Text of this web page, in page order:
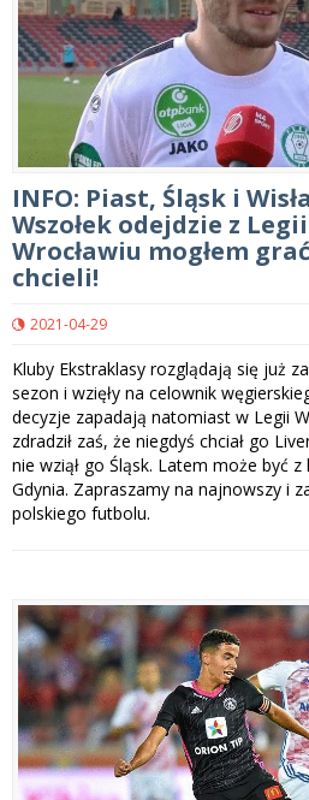
INFO: Piast, Śląsk i
Wszołek odejdzie z
Wrocławiu mogłem
chcieli!
2021-04-29
Kluby Ekstraklasy rozglądają się już
sezon i wzięły na celownik
decyzje zapadają natomiast w Legii
zdradził zaś, że niegdyś chciał go
nie wziął go Śląsk. Latem może być
Gdynia. Zapraszamy na najnowszy i
polskiego futbolu.